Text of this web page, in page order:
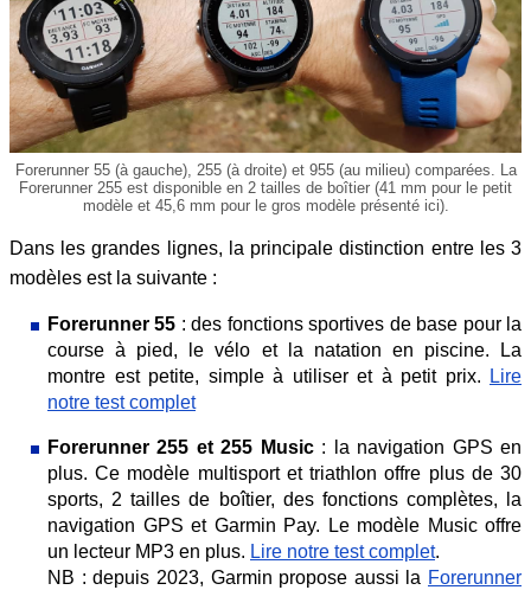
Forerunner 55 (à gauche), 255 (à droite) et 955 (au milieu) comparées. La
Forerunner 255 est disponible en 2 tailles de boîtier (41 mm pour le petit
modèle et 45,6 mm pour le gros modèle présenté ici).
Dans les grandes lignes, la principale distinction entre les 3
modèles est la suivante :
Forerunner 55 : des fonctions sportives de base pour la
course à pied, le vélo et la natation en piscine. La
montre est petite, simple à utiliser et à petit prix.
Lire
notre test complet
Forerunner 255 et 255 Music: la navigation GPS en
plus. Ce modèle multisport et triathlon offre plus de 30
sports, 2 tailles de boîtier, des fonctions complètes, la
navigation GPS et Garmin Pay. Le modèle Music offre
un lecteur MP3 en plus. Lire notre test complet.
NB : depuis 2023, Garmin propose aussi la Forerunner